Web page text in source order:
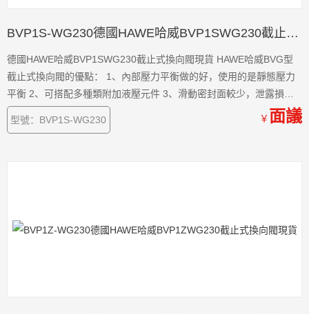
BVP1S-WG230德國HAWE哈威BVP1SWG230截止式換向閥現貨
德國HAWE哈威BVP1SWG230截止式換向閥現貨 HAWE哈威BVG型
截止式換向閥的優點： 1、內部壓力平衡做的好，使用的是靜態壓力
平衡 2、可搭配多種類附加液壓元件 3、滑動密封面較少，泄露損失
小。 4、所有的油口具有相同的耐壓值 5、安全性能高，發生意外的
概率小 6、閥體耐磨損程度高，損耗低，使用時間長。 7、使用靈活
型號：BVP1S-WG230 ￥ 面議